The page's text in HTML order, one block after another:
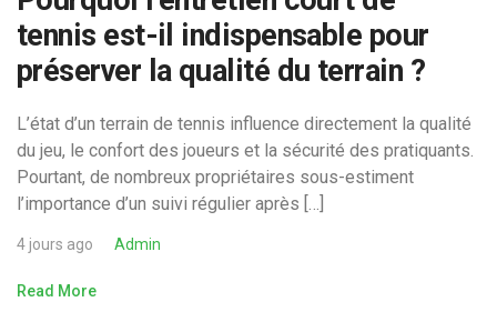
tennis est-il indispensable pour
préserver la qualité du terrain ?
L’état d’un terrain de tennis influence directement la qualité
du jeu, le confort des joueurs et la sécurité des pratiquants.
Pourtant, de nombreux propriétaires sous-estiment
l’importance d’un suivi régulier après […]
4 jours ago Admin
Read More